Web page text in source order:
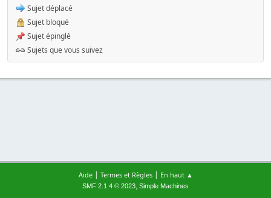
Sujet déplacé
Sujet bloqué
Sujet épinglé
Sujets que vous suivez
Aide| Termes et Règles| En haut ▲
SMF 2.1.4 © 2023, Simple Machines